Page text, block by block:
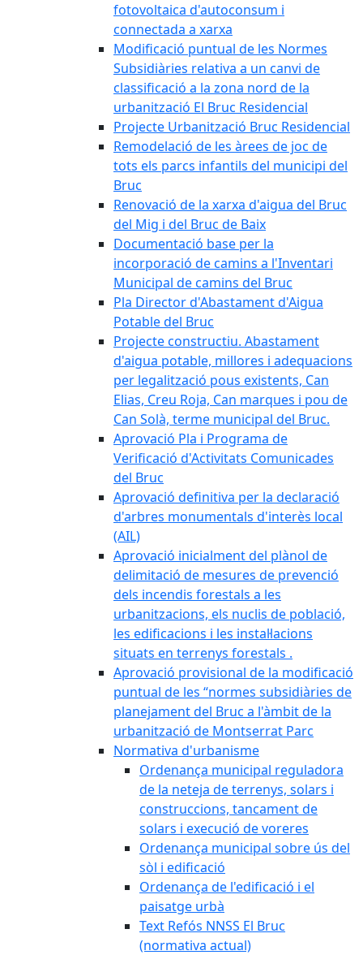
fotovoltaica d'autoconsum i
connectada a xarxa
Modificació puntual de les Normes
Subsidiàries relativa a un canvi de
classificació a la zona nord de la
urbanització El Bruc Residencial
Projecte Urbanització Bruc Residencial
Remodelació de les àrees de joc de
tots els parcs infantils del municipi del
Bruc
Renovació de la xarxa d'aigua del Bruc
del Mig i del Bruc de Baix
Documentació base per la
incorporació de camins a l'Inventari
Municipal de camins del Bruc
Pla Director d'Abastament d'Aigua
Potable del Bruc
Projecte constructiu. Abastament
d'aigua potable, millores i adequacions
per legalització pous existents, Can
Elias, Creu Roja, Can marques i pou de
Can Solà, terme municipal del Bruc.
Aprovació Pla i Programa de
Verificació d'Activitats Comunicades
del Bruc
Aprovació definitiva per la declaració
d'arbres monumentals d'interès local
(AIL)
Aprovació inicialment del plànol de
delimitació de mesures de prevenció
dels incendis forestals a les
urbanitzacions, els nuclis de població,
les edificacions i les instal·lacions
situats en terrenys forestals .
Aprovació provisional de la modificació
puntual de les “normes subsidiàries de
planejament del Bruc a l'àmbit de la
urbanització de Montserrat Parc
Normativa d'urbanisme
Ordenança municipal reguladora
de la neteja de terrenys, solars i
construccions, tancament de
solars i execució de voreres
Ordenança municipal sobre ús del
sòl i edificació
Ordenança de l'edificació i el
paisatge urbà
Text Refós NNSS El Bruc
(normativa actual)